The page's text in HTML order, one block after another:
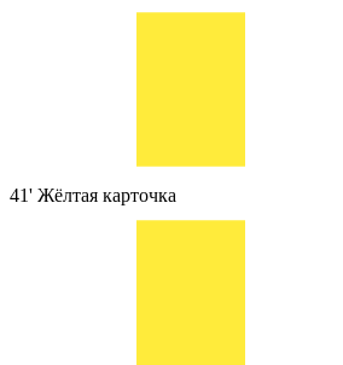
41' Жёлтая карточка